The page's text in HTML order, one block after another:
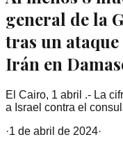
general de la
tras un
Irán en
El Cairo, 1 abril .- La
a Israel contra el
·1 de abril de 2024·